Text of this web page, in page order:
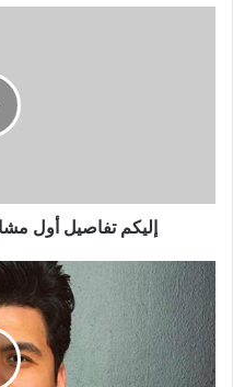
إليكم تفاصيل أول
نجم
”بنت
الجيران“
يخلّ
بتعليمات